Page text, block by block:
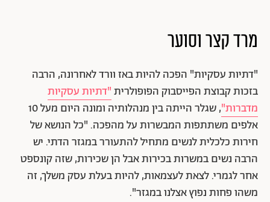
מרד קצר וסוער
"דתיות עסקיות" הפכה להיות באז וורד לאחרונה, הרבה
בזכות קבוצת הפייסבוק הפופולרית"דתיות עסקיות
מדברות"
, שגלר הייתה בין מנהלותיה ומונה היום מעל 10
אלפים משתתפות המבשרות על מהפכה. "כל הנושא של
חירות כלכלית לנשים מתחיל להתעורר במגזר הדתי. יש
הרבה נשים במשרות בכירות אבל הן שכירות, שזה קונספט
אחר לגמרי. לצאת לעצמאות, להיות בעלת עסק משלך, זה
משהו פחות נפוץ אצלנו במגזר".